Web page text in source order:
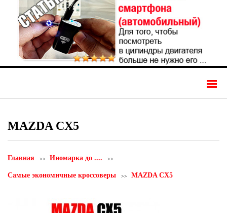
MAZDA CX5
Главная Иномарка до ....
Самые экономичные кроссоверы MAZDA CX5